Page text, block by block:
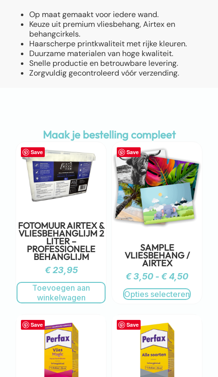
Op maat gemaakt voor iedere wand.
Keuze uit premium vliesbehang, Airtex en
behangcirkels.
Haarscherpe printkwaliteit met rijke kleuren.
Duurzame materialen van hoge kwaliteit.
Snelle productie en betrouwbare levering.
Zorgvuldig gecontroleerd vóór verzending.
Maak je bestelling compleet
Save
FOTOMUUR AIRTEX &
VLIESBEHANGLIJM 2
LITER –
PROFESSIONELE
BEHANGLIJM
€23,95
Toevoegen aan
winkelwagen
Save
SAMPLE
VLIESBEHANG /
AIRTEX
€3,50 - €4,50
Opties selecteren
Save Save